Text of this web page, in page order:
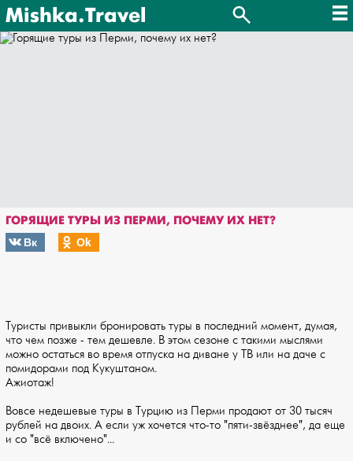
Mishka.Travel
ГОРЯЩИЕ ТУРЫ ИЗ ПЕРМИ, ПОЧЕМУ ИХ НЕТ?
Вк
Оk
Туристы привыкли бронировать туры в последний момент, думая,
что чем позже - тем дешевле. В этом сезоне с такими мыслями
можно остаться во время отпуска на диване у ТВ или на даче с
помидорами под Кукуштаном.
Ажиотаж!
Вовсе недешевые туры в Турцию из Перми продают от 30 тысяч
рублей на двоих. А если уж хочется что-то "пяти-звёзднее", да еще
и со "всё включено"...